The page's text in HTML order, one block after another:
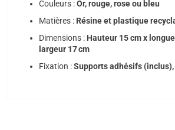
Couleurs :Or, rouge, rose ou bleu
Matières : Résine et plastique
Dimensions : Hauteur 15 cm x
largeur 17 cm
Fixation :Supports adhésifs (inclus),